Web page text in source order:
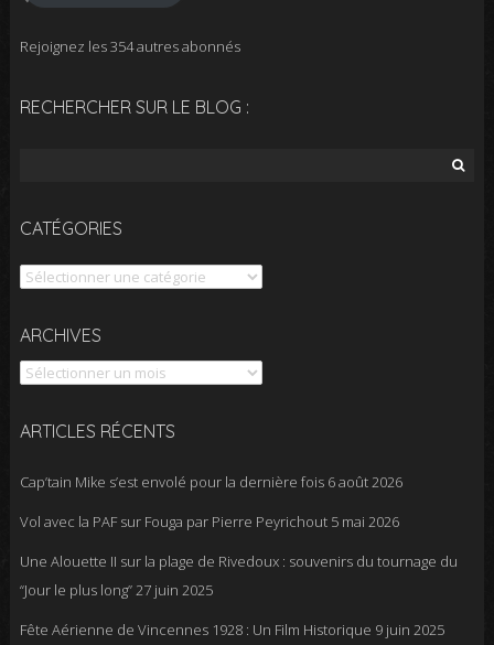
Rejoignez les 354 autres abonnés
RECHERCHER SUR LE BLOG :
CATÉGORIES
Catégories
ARCHIVES
Archives
ARTICLES RÉCENTS
Cap’tain Mike s’est envolé pour la dernière fois 6 août 2026
Vol avec la PAF sur Fouga par Pierre Peyrichout 5 mai 2026
Une Alouette II sur la plage de Rivedoux : souvenirs du tournage du
“Jour le plus long”27 juin 2025
Fête Aérienne de Vincennes 1928 : Un Film Historique 9 juin 2025